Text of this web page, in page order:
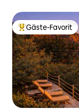
Beliebter Gäste-
Gäste-Favorit